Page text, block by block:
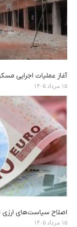
آغاز عملیات اجرایی مسکن
۱۵ مرداد ۱۴۰۵
اصلاح سیاست‌های ارزی
۱۵ مرداد ۱۴۰۵